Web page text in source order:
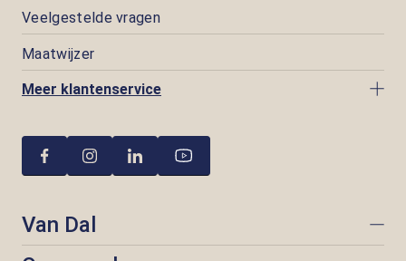
Veelgestelde vragen
Maatwijzer
Meer klantenservice
Van Dal